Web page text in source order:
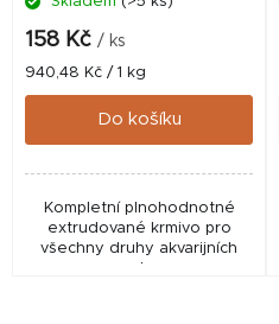
158 Kč / ks
Měrná
cena:
940,48 Kč / 1 kg
Do košíku
Kompletní plnohodnotné
extrudované krmivo pro
všechny druhy akvarijních
ryb.